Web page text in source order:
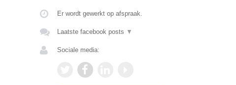
Er wordt gewerkt op afspraak.
Laatste facebook posts ▼
Sociale media: